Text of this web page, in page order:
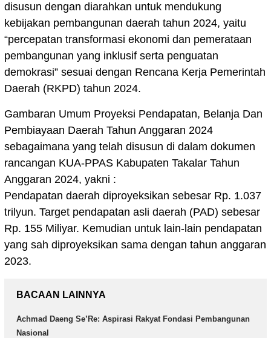
disusun dengan diarahkan untuk mendukung
kebijakan pembangunan daerah tahun 2024, yaitu
“percepatan transformasi ekonomi dan pemerataan
pembangunan yang inklusif serta penguatan
demokrasi” sesuai dengan Rencana Kerja Pemerintah
Daerah (RKPD) tahun 2024.
Gambaran Umum Proyeksi Pendapatan, Belanja Dan
Pembiayaan Daerah Tahun Anggaran 2024
sebagaimana yang telah disusun di dalam dokumen
rancangan KUA-PPAS Kabupaten Takalar Tahun
Anggaran 2024, yakni :
Pendapatan daerah diproyeksikan sebesar Rp. 1.037
trilyun. Target pendapatan asli daerah (PAD) sebesar
Rp. 155 Miliyar. Kemudian untuk lain-lain pendapatan
yang sah diproyeksikan sama dengan tahun anggaran
2023.
BACAAN LAINNYA
Achmad Daeng Se’Re: Aspirasi Rakyat Fondasi Pembangunan
Nasional